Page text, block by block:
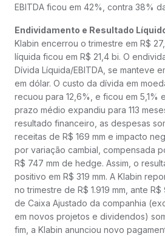
EBITDA ficou em 42%, contra 38%
Endividamento e Resultado
Klabin encerrou o trimestre em R$
líquida ficou em R$ 21,4 bi. O
Dívida Líquida/EBITDA, se manteve
em dólar. O custo da dívida em
recuou para 12,6%, e ficou em 5,1%
prazo médio expandiu para 113
resultado financeiro, as despesas
receitas de R$ 169 mm e impacto
por variação cambial, compensada
R$ 747 mm de hedge. Assim, o
positivo em R$ 319 mm. A Klabin
no trimestre de R$ 1.919 mm, ante
de Caixa Ajustado da companhia
em novos projetos e dividendos)
fim, a Klabin anunciou novo